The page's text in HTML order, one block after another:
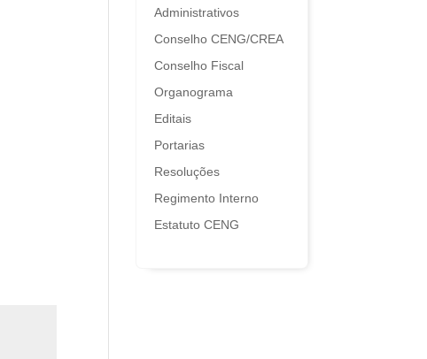
Administrativos
Conselho CENG/CREA
Conselho Fiscal
Organograma
Editais
Portarias
Resoluções
Regimento Interno
Estatuto CENG